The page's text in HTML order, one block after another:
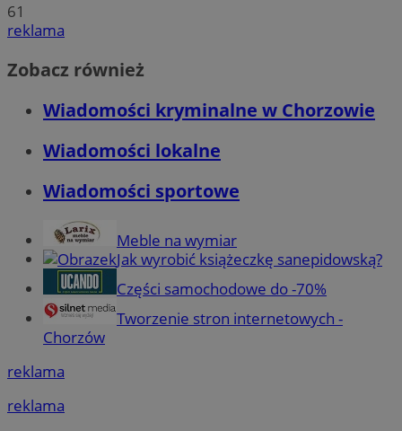
61
reklama
Zobacz również
Wiadomości kryminalne w Chorzowie
Wiadomości lokalne
Wiadomości sportowe
Meble na wymiar
Jak wyrobić książeczkę sanepidowską?
Części samochodowe do -70%
Tworzenie stron internetowych -
Chorzów
reklama
reklama